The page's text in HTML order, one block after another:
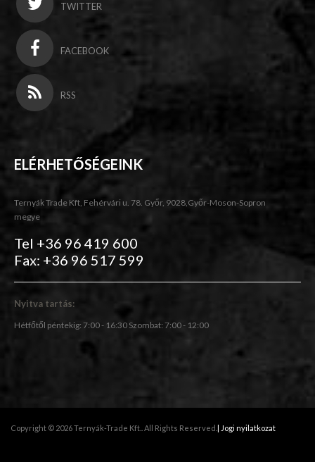
TWITTER
FACEBOOK
RSS
ELÉRHETŐSÉGEINK
Ternyák Trade Kft, Fehérvári u. 78. Győr, 9028,Győr-Moson-Sopron
megye
Tel +36 96 419 600
Fax: +36 96 517 599
Nyitva tartás:
Hétfőtől péntekig: 7:00 - 16:30 Szombat: 7:00 - 12:00
Copyright © 2026 Ternyák-Trade Kft.. All Rights Reserved. | Jogi nyilatkozat